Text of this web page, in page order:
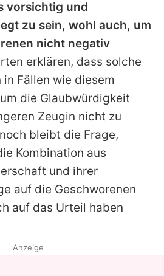
vorsichtig und
zu sein, wohl auch, um
nicht negativ
erklären, dass solche
Fällen wie diesem
die Glaubwürdigkeit
Zeugin nicht zu
bleibt die Frage,
Kombination aus
und ihrer
auf die Geschworenen
auf das Urteil haben
Anzeige